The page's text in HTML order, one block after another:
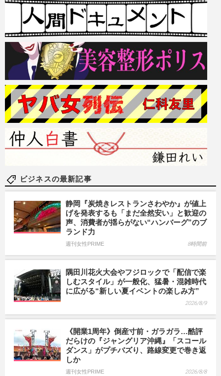
ビジネスの最新記事
静岡『炭焼きレストランさわやか』が値上
げを発表するも「まだ全然安い」と歓迎の
声、消費者が揺らがない“ハンバーグ”のブ
ランド力
週刊女性PRIME 8時間前
隅田川花火大会やフジロックで「配信で楽
しむスタイル」が一般化、猛暑・混雑時代
に広がる“新しい夏イベントの楽しみ方”
2026/8/9
《開業1周年》倒産寸前・ガラガラ…酷評
だらけの『ジャングリア沖縄』「スコール
ダンス」がプチバズり、路線変更で巻き返
しか
週刊女性PRIME 2026/8/8